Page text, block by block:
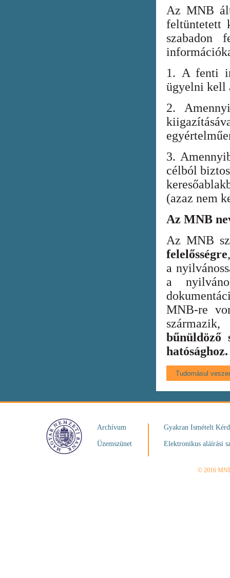
Az MNB
feltüntetett
szabadon
1. A fenti
ügyelni kell
2.
3.
célból
(azaz nem
Az MNB
Az MNB
felelősségre
a
a
MNB-re
bűnüldöző
hatósághoz.
Archívum
Üzemszünet
Gyakran Ismételt
Elektronikus aláírási
© 2016